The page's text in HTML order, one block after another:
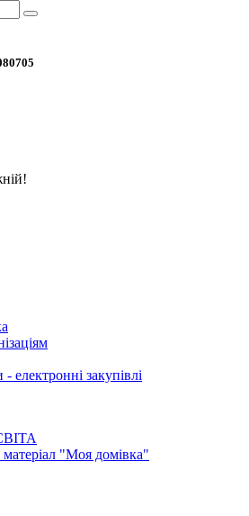
електронні закупівлі
"Моя домівка"